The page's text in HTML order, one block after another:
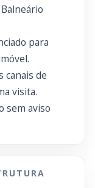
para
canais de
visita.
sem aviso